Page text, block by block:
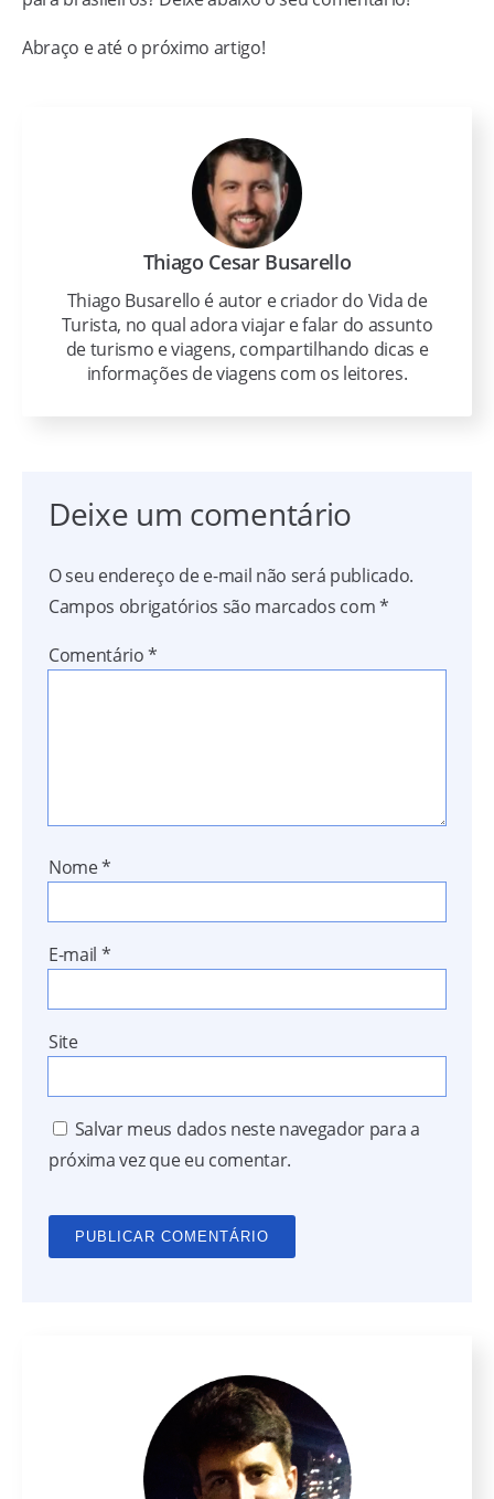
Abraço e até o próximo artigo!
Thiago Cesar Busarello
Thiago Busarello é autor e criador do Vida de
Turista, no qual adora viajar e falar do assunto
de turismo e viagens, compartilhando dicas e
informações de viagens com os leitores.
Deixe um comentário
O seu endereço de e-mail não será publicado.
Campos obrigatórios são marcados com*
Comentário*
Nome*
E-mail *
Site
Salvar meus dados neste navegador para a
próxima vez que eu comentar.